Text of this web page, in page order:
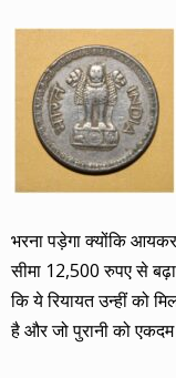
भरना पड़ेगा क्योंकि
सीमा 12,500 रुपए से
कि ये रियायत उन्हीं को
है और जो पुरानी को